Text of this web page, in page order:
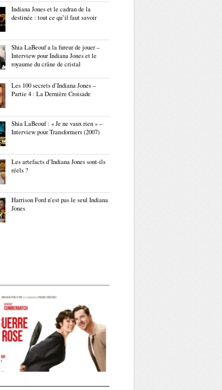
Indiana Jones et le cadran de la
destinée : tout ce qu’il faut savoir
Shia LaBeouf a la fureur de jouer –
Interview pour Indiana Jones et le
royaume du crâne de cristal
Les 100 secrets d’Indiana Jones –
Partie 4 : La Dernière Croisade
Shia LaBeouf : « Je ne vaux rien » –
Interview pour Transformers (2007)
Les artefacts d’Indiana Jones sont-ils
réels ?
Harrison Ford n’est pas le seul Indiana
Jones